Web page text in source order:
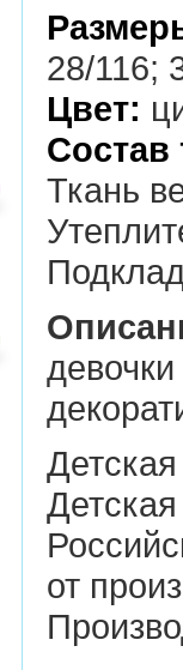
28/116;
Цвет:
Состав
Ткань
от